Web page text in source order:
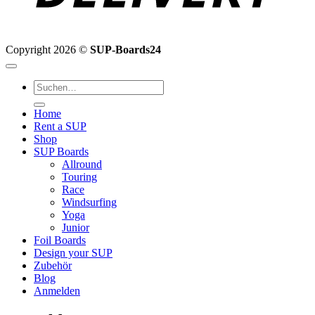
Copyright 2026 © SUP-Boards24
Suchen
nach:
Home
Rent a SUP
Shop
SUP Boards
Allround
Touring
Race
Windsurfing
Yoga
Junior
Foil Boards
Design your SUP
Zubehör
Blog
Anmelden